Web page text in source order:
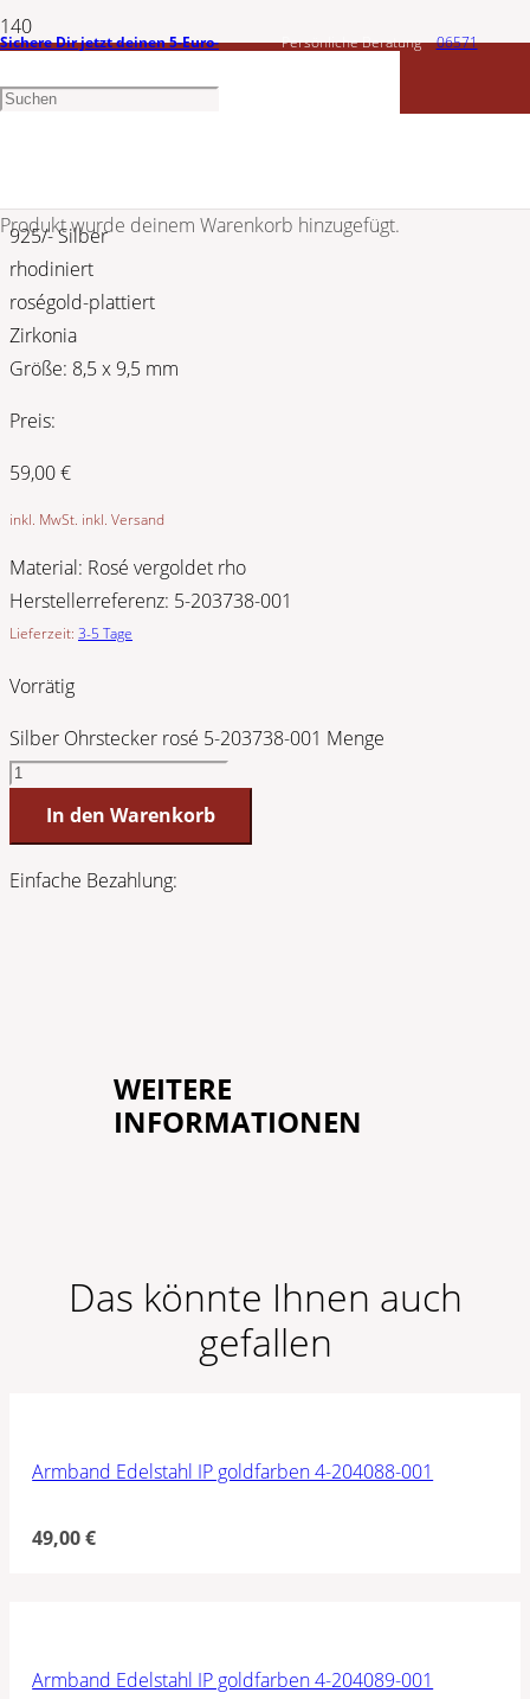
Sichere Dir jetzt deinen 5-Euro-
Gutschein
Persönliche Beratung 06571
Produktwurde deinem Warenkorb hinzugefügt.
925/- Silber
rhodiniert
roségold-plattiert
Zirkonia
Größe: 8,5 x 9,5 mm
Preis:
59,00€
inkl. MwSt. inkl. Versand
Material: Rosé vergoldet rho
Herstellerreferenz: 5-203738-001
Lieferzeit: 3-5 Tage
Vorrätig
Silber Ohrstecker rosé 5-203738-001 Menge
In den Warenkorb
Einfache Bezahlung:
WEITERE
INFORMATIONEN
Das könnte Ihnen auch
gefallen
Armband Edelstahl IP goldfarben 4-204088-001
49,00€
Armband Edelstahl IP goldfarben 4-204089-001